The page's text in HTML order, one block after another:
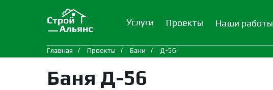
Услуги Проекты Наши работы
Главная / Проекты / Бани / Д-56
Баня Д-56